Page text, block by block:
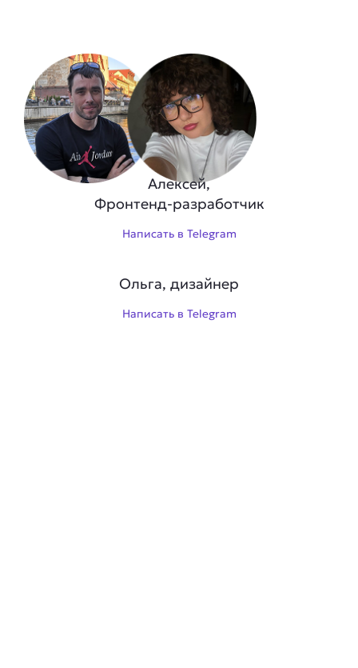
Алексей,
Фронтенд-разработчик
Написать в Telegram
Ольга, дизайнер
Написать в Telegram